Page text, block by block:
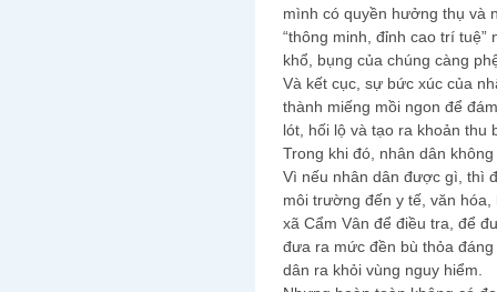
mình có quyền hưởng thụ và
“thông minh, đỉnh cao trí
khổ, bụng của chúng càng
Và kết cục, sự bức xúc của
thành miếng mồi ngon để
lót, hối lộ và tạo ra khoản thu
Trong khi đó, nhân dân
Vì nếu nhân dân được gì, thì
môi trường đến y tế, văn
xã Cẩm Vân để điều tra, để
đưa ra mức đền bù thỏa
dân ra khỏi vùng nguy hiểm.